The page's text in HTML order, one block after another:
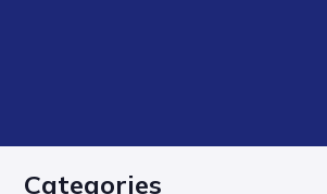
Categories